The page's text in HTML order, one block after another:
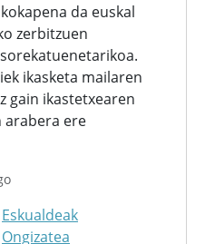
da euskal
zerbitzuen
ikasketa mailaren
gain ikastetxearen
arabera ere
Eskualdeak
Ongizatea